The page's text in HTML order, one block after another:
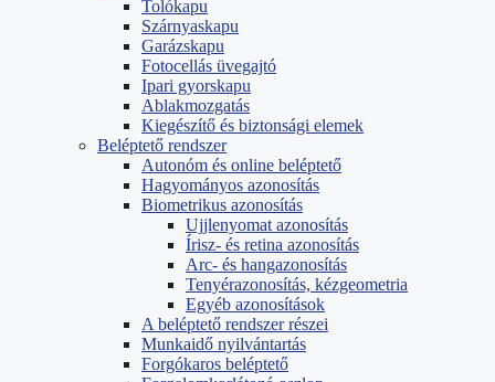
Tolókapu
Szárnyaskapu
Garázskapu
Fotocellás üvegajtó
Ipari gyorskapu
Ablakmozgatás
Kiegészítő és biztonsági elemek
Beléptető rendszer
Autonóm és online beléptető
Hagyományos azonosítás
Biometrikus azonosítás
Ujjlenyomat azonosítás
Írisz- és retina azonosítás
Arc- és hangazonosítás
Tenyérazonosítás, kézgeometria
Egyéb azonosítások
A beléptető rendszer részei
Munkaidő nyilvántartás
Forgókaros beléptető